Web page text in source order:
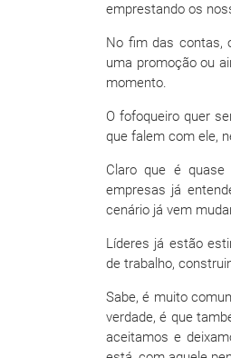
emprestando os
No fim das contas,
uma promoção ou
momento.
O fofoqueiro quer
que falem com ele,
Claro que é quase
empresas já
cenário já vem
Líderes já estão
de trabalho,
Sabe, é muito
verdade, é que
aceitamos e